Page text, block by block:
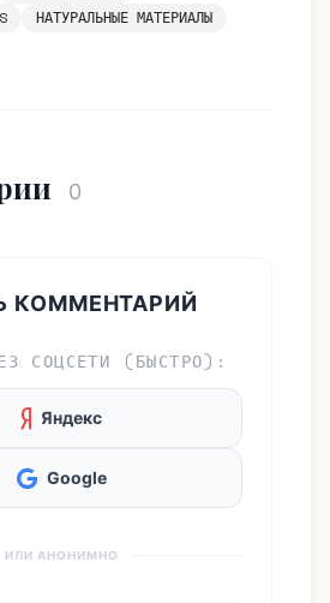
НАТУРАЛЬНЫЕ МАТЕРИАЛЫ
0
КОММЕНТАРИЙ
СОЦСЕТИ (БЫСТРО):
Яндекс
Google
ИЛИ АНОНИМНО